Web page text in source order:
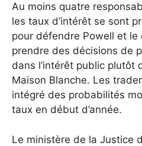
Au moins quatre
les taux d’intérêt se sont
pour défendre Powell et le
prendre des décisions de
dans l’intérêt public plutôt
Maison Blanche. Les
intégré des probabilités
taux en début d’année.
Le ministère de la Justice